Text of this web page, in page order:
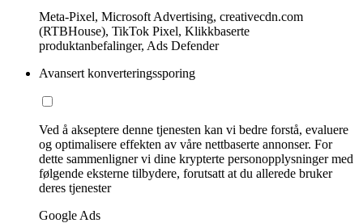
Meta-Pixel, Microsoft Advertising, creativecdn.com
(RTBHouse), TikTok Pixel, Klikkbaserte
produktanbefalinger, Ads Defender
Avansert konverteringssporing
Ved å akseptere denne tjenesten kan vi bedre forstå, evaluere
og optimalisere effekten av våre nettbaserte annonser. For
dette sammenligner vi dine krypterte personopplysninger med
følgende eksterne tilbydere, forutsatt at du allerede bruker
deres tjenester
Google Ads